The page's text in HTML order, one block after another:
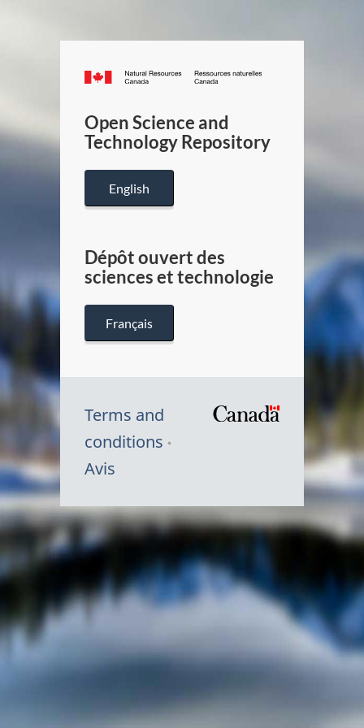
Canada.ca
/
Canada
Open Science and
Technology Repository
English
Dépôt ouvert des
sciences et technologie
Français
Terms and
conditions
Avis
Symbole
du
Canada